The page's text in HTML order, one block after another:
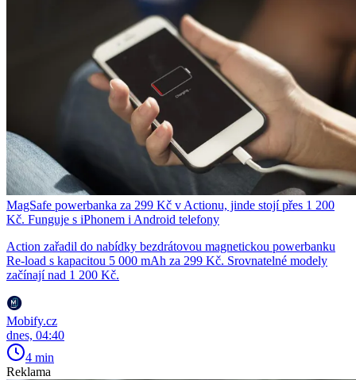
MagSafe powerbanka za 299 Kč v Actionu, jinde stojí přes 1 200
Kč. Funguje s iPhonem i Android telefony
Action zařadil do nabídky bezdrátovou magnetickou powerbanku
Re-load s kapacitou 5 000 mAh za 299 Kč. Srovnatelné modely
začínají nad 1 200 Kč.
Mobify.cz
dnes, 04:40
4 min
Reklama